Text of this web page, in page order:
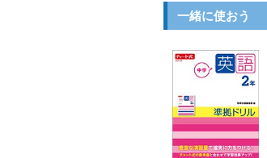
一緒に使おう